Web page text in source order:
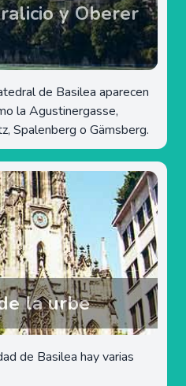
y Oberer
de Basilea aparecen
la Agustinergasse,
Spalenberg o Gämsberg.
la urbe
de Basilea hay varias